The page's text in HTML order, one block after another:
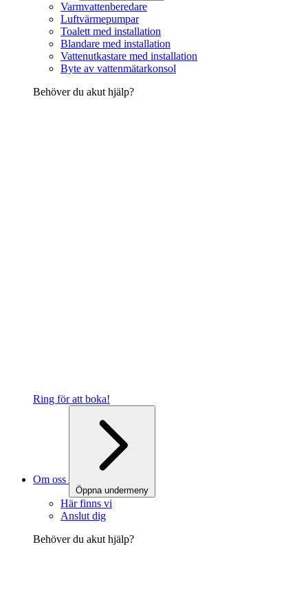
Varmvattenberedare
Luftvärmepumpar
Toalett med installation
Blandare med installation
Vattenutkastare med installation
Byte av vattenmätarkonsol
Behöver du akut hjälp?
Ring för att boka!
Om oss
Öppna undermeny
Här finns vi
Anslut dig
Behöver du akut hjälp?